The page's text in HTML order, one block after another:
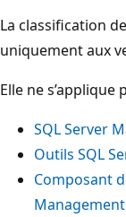
La classification
uniquement aux
Elle ne s’applique
SQL Server
Outils SQL
Composant